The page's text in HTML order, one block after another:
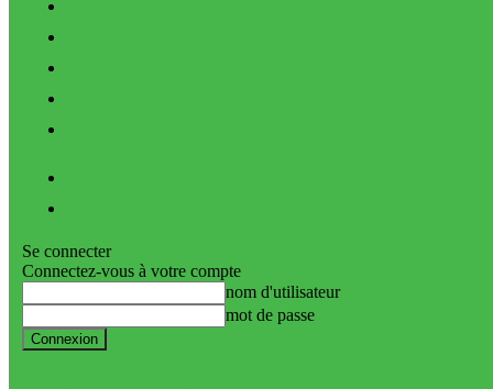
Se connecter
Connectez-vous à votre compte
nom d'utilisateur
mot de passe